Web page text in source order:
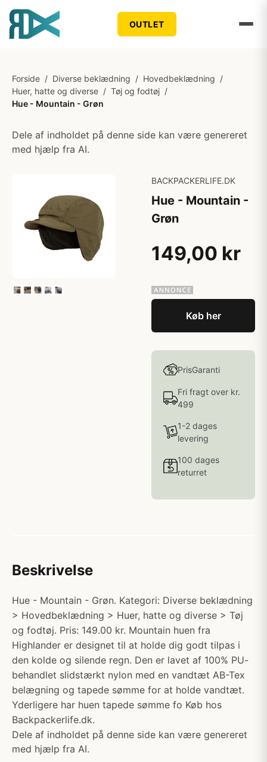
OUTLET
Forside / Diverse beklædning / Hovedbeklædning /
Huer, hatte og diverse / Tøj og fodtøj /
Hue - Mountain - Grøn
Dele af indholdet på denne side kan være genereret
med hjælp fra AI.
BACKPACKERLIFE.DK
Hue - Mountain -
Grøn
149,00 kr
Køb her
PrisGaranti
Fri fragt over kr.
499
1-2 dages
levering
100 dages
returret
Beskrivelse
Hue - Mountain - Grøn. Kategori: Diverse beklædning
> Hovedbeklædning > Huer, hatte og diverse > Tøj
og fodtøj. Pris: 149.00 kr. Mountain huen fra
Highlander er designet til at holde dig godt tilpas i
den kolde og silende regn. Den er lavet af 100% PU-
behandlet slidstærkt nylon med en vandtæt AB-Tex
belægning og tapede sømme for at holde vandtæt.
Yderligere har huen tapede sømme fo Køb hos
Backpackerlife.dk.
Dele af indholdet på denne side kan være genereret
med hjælp fra AI.